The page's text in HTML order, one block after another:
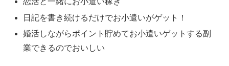
日記を書き続けるだけでお小遣いがゲット！
婚活しながらポイント貯めてお小遣いゲットする副
業できるのでおいしい